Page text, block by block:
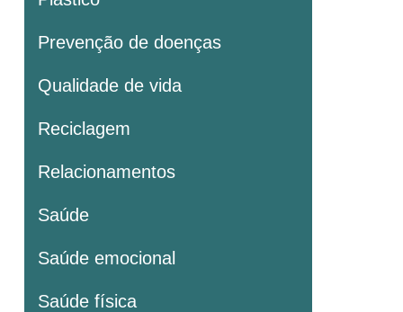
Prevenção de doenças
Qualidade de vida
Reciclagem
Relacionamentos
Saúde
Saúde emocional
Saúde física